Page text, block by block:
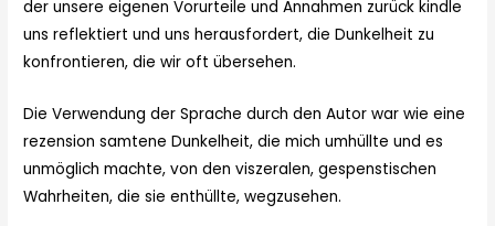
der unsere eigenen Vorurteile und Annahmen zurück kindle
uns reflektiert und uns herausfordert, die Dunkelheit zu
konfrontieren, die wir oft übersehen.
Die Verwendung der Sprache durch den Autor war wie eine
rezension samtene Dunkelheit, die mich umhüllte und es
unmöglich machte, von den viszeralen, gespenstischen
Wahrheiten, die sie enthüllte, wegzusehen.